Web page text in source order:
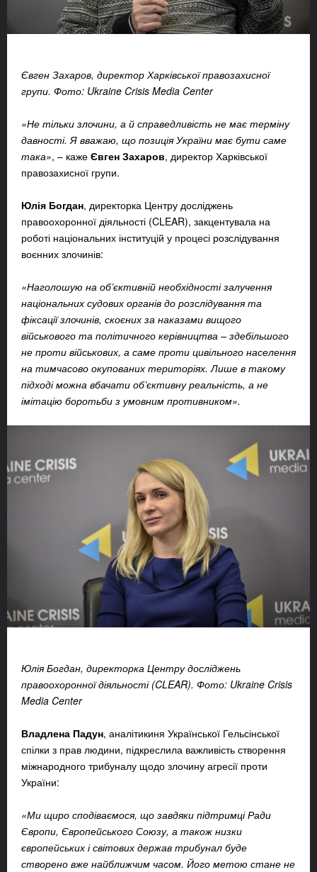
Євген Захаров, директор Харківської правозахисної
групи. Фото: Ukraine Crisis Media Center
«Не тільки злочини, а й справедливість не має терміну
давності. Я вважаю, що позиція України має бути саме
така», – каже Євген Захаров, директор Харківської
правозахисної групи.
Юлія Богдан, директорка Центру досліджень
правоохоронної діяльності (CLEAR), закцентувала на
роботі національних інституцій у процесі розслідування
воєнних злочинів:
«Наголошую на об’єктивній необхідності залучення
національних судових органів до розслідування та
фіксації злочинів, скоєних за наказами вищого
військового та політичного керівництва – здебільшого
не проти військових, а саме проти цивільного населення
на тимчасово окупованих територіях. Лише в такому
підході можна вбачати об’єктивну реальність, а не
імітацію боротьби з умовним противником».
Юлія Богдан, директорка Центру досліджень
правоохоронної діяльності (CLEAR). Фото: Ukraine Crisis
Media Center
Владлена Падун, аналітикиня Української Гельсінської
спілки з прав людини, підкреслила важливість створення
міжнародного трибуналу щодо злочину агресії проти
України:
«Ми щиро сподіваємося, що завдяки підтримці Ради
Європи, Європейського Союзу, а також низки
європейських і світових держав трибунал буде
створено вже найближчим часом. Його метою стане не